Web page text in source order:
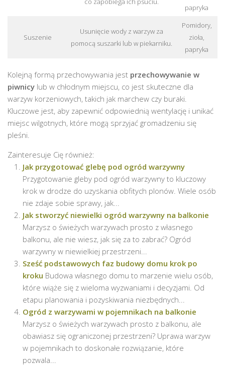
papryka
Suszenie
Usunięcie wody z warzyw za
pomocą suszarki lub w piekarniku.
Pomidory,
zioła,
papryka
Kolejną formą przechowywania jest przechowywanie w
piwnicy lub w chłodnym miejscu, co jest skuteczne dla
warzyw korzeniowych, takich jak marchew czy buraki.
Kluczowe jest, aby zapewnić odpowiednią wentylację i unikać
miejsc wilgotnych, które mogą sprzyjać gromadzeniu się
pleśni.
Zainteresuje Cię również:
Jak przygotować glebę pod ogród warzywny
Przygotowanie gleby pod ogród warzywny to kluczowy
krok w drodze do uzyskania obfitych plonów. Wiele osób
nie zdaje sobie sprawy, jak...
Jak stworzyć niewielki ogród warzywny na balkonie
Marzysz o świeżych warzywach prosto z własnego
balkonu, ale nie wiesz, jak się za to zabrać? Ogród
warzywny w niewielkiej przestrzeni...
Sześć podstawowych faz budowy domu krok po
kroku Budowa własnego domu to marzenie wielu osób,
które wiąże się z wieloma wyzwaniami i decyzjami. Od
etapu planowania i pozyskiwania niezbędnych...
Ogród z warzywami w pojemnikach na balkonie
Marzysz o świeżych warzywach prosto z balkonu, ale
obawiasz się ograniczonej przestrzeni? Uprawa warzyw
w pojemnikach to doskonałe rozwiązanie, które
pozwala...